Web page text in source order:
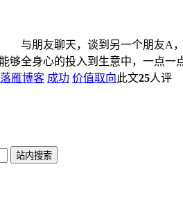
与朋友聊天，谈到另一个朋友A
够全身心的投入到生意中，一点
雁博客 成功 价值取向此文25人评